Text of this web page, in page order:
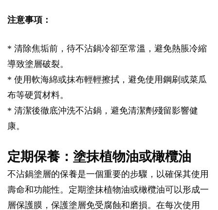
注意事項：
* 清除焦垢前，待不沾鍋冷卻至常溫，避免熱脹冷縮
導致塗層破裂。
* 使用軟海綿或抹布輕輕擦拭，避免使用鋼刷或菜瓜
布等硬質材料。
* 清潔後徹底沖洗不沾鍋，避免清潔劑殘留影響健
康。
定期保養：塗抹植物油或橄欖油
不沾鍋塗層的保養是一個重要的步驟，以確保其使用
壽命和功能性。定期塗抹植物油或橄欖油可以形成一
層保護膜，保護塗層免受腐蝕和磨損。在每次使用